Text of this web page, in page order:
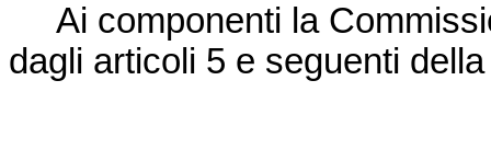
Ai componenti la
dagli articoli 5 e seguenti